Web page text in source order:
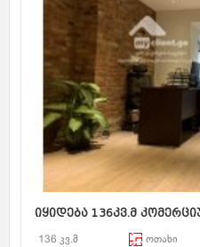
იყიდება 136კვ.მ
136 კვ.მ ოთახი